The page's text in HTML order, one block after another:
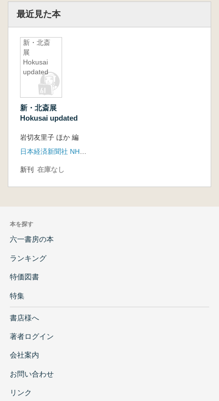
最近見た本
新・北斎
展
Hokusai
updated
新・北斎展
Hokusai updated
岩切友里子 ほか 編
新刊 在庫なし
本を探す
六一書房の本
ランキング
特価図書
特集
書店様へ
著者ログイン
会社案内
お問い合わせ
リンク